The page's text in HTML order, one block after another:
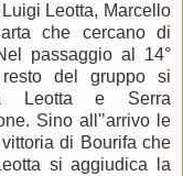
Leotta, Marcello
che cercano di
passaggio al 14°
del gruppo si
Leotta e Serra
Sino all'’arrivo le
di Bourifa che
si aggiudica la